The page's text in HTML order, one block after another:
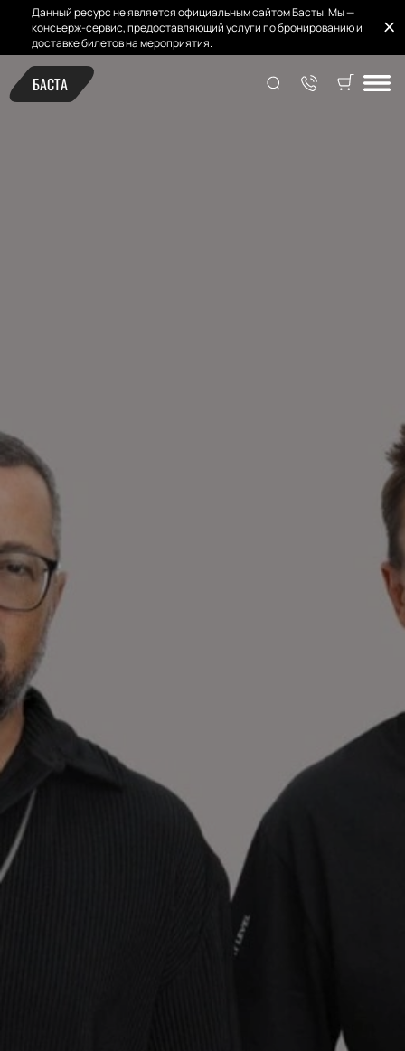
Данный ресурс не является официальным сайтом Басты. Мы —
консьерж-сервис, предоставляющий услуги по бронированию и
доставке билетов на мероприятия.
БАСТА